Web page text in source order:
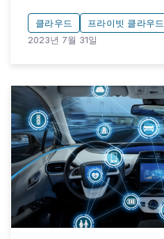
클라우드
프라이빗 클라우드
2023년 7월 31일